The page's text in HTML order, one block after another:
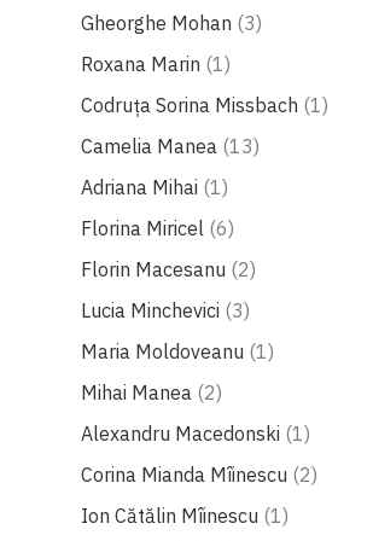
Gheorghe Mohan 3produse
Roxana Marin 1produs
Codruţa Sorina Missbach 1produs
Camelia Manea 13produse
Adriana Mihai 1produs
Florina Miricel 6produse
Florin Macesanu 2produse
Lucia Minchevici 3produse
Maria Moldoveanu 1produs
Mihai Manea 2produse
Alexandru Macedonski 1produs
Corina Mianda Mîinescu 2produse
Ion Cătălin Mîinescu 1produs